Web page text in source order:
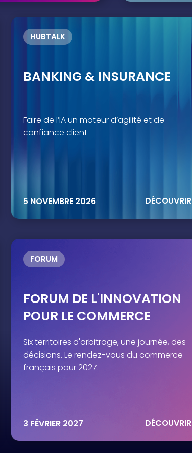
HUBTALK
BANKING & INSURANCE
Faire de l’IA un moteur d’agilité et de
confiance client
5 NOVEMBRE 2026 DÉCOUVRIR
THIS IS SOME TEXT INSIDE OF A DIV BLOCK.
Heading
FORUM
FORUM DE L'INNOVATION
POUR LE COMMERCE
Six territoires d'arbitrage, une journée, des
décisions. Le rendez-vous du commerce
français pour 2027.
3 FÉVRIER 2027 DÉCOUVRIR